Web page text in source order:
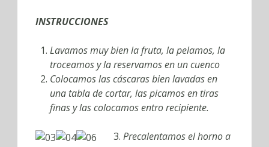
INSTRUCCIONES
Lavamos muy bien la fruta, la pelamos, la
troceamos y la reservamos en un cuenco
Colocamos las cáscaras bien lavadas en
una tabla de cortar, las picamos en tiras
finas y las colocamos entro recipiente.
3. Precalentamos el horno a